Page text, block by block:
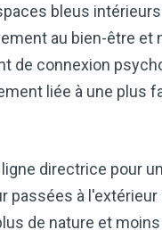
bleus
au bien-être et
de connexion
liée à une
directrice pour
à
de nature et